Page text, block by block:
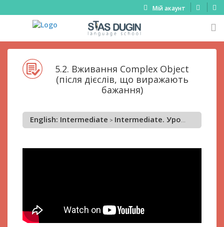
Мій акаунт
5.2. Вживання Complex Object
(після дієслів, що виражають
бажання)
English: Intermediate Intermediate. Урок 5 Complex Object